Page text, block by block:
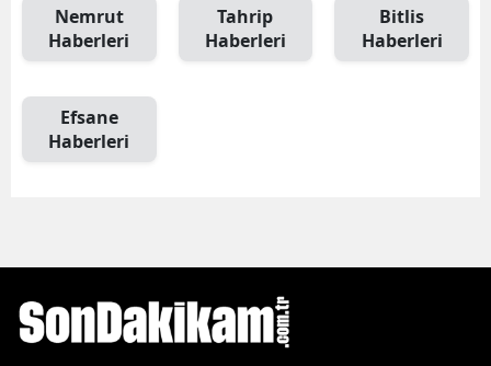
Nemrut
Haberleri
Tahrip
Haberleri
Bitlis
Haberleri
Efsane
Haberleri